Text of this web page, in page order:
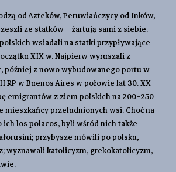
od Azteków, Peruwiańczycy od Inków,
ze statków – żartują sami z siebie.
wsiadali na statki przypływające
XIX w. Najpierw wyruszali z
później z nowo wybudowanego portu w
RP w Buenos Aires w połowie lat 30. XX
emigrantów z ziem polskich na 200–250
mieszkańcy przeludnionych wsi. Choć na
los polacos, byli wśród nich także
przybysze mówili po polsku,
wyznawali katolicyzm, grekokatolicyzm,